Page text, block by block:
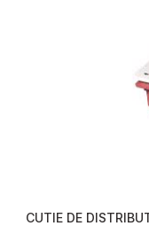
CUTIE DE